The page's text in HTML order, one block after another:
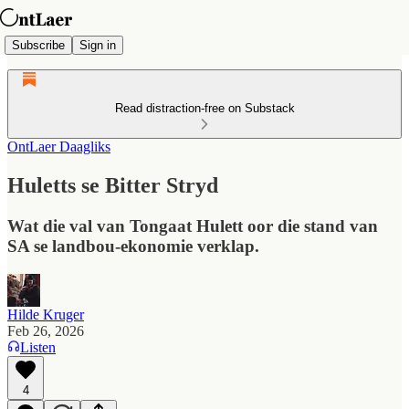
Subscribe Sign in
Read distraction-free on Substack
OntLaer Daagliks
Huletts se Bitter Stryd
Wat die val van Tongaat Hulett oor die stand van
SA se landbou-ekonomie verklap.
Hilde Kruger
Feb 26, 2026
Listen
4